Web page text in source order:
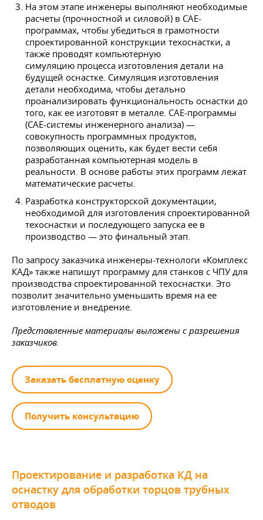
На этом этапе инженеры выполняют необходимые
расчеты (прочностной и силовой) в CAE-
программах, чтобы убедиться в грамотности
спроектированной конструкции техоснастки, а
также проводят компьютерную
симуляцию процесса изготовления детали на
будущей оснастке. Симуляция изготовления
детали необходима, чтобы детально
проанализировать функциональность оснастки до
того, как ее изготовят в металле. САЕ-программы
(САЕ-системы инженерного анализа) —
совокупность программных продуктов,
позволяющих оценить, как будет вести себя
разработанная компьютерная модель в
реальности. В основе работы этих программ лежат
математические расчеты.
Разработка конструкторской документации,
необходимой для изготовления спроектированной
техоснастки и последующего запуска ее в
производство — это финальный этап.
По запросу заказчика инженеры-технологи «Комплекс
КАД» также напишут программу для станков с ЧПУ для
производства спроектированной техоснастки. Это
позволит значительно уменьшить время на ее
изготовление и внедрение.
Представленные материалы выложены с разрешения
заказчиков.
Заказать бесплатную оценку
Получить консультацию
Проектирование и разработка КД на
оснастку для обработки торцов трубных
отводов